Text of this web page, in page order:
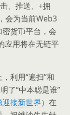
、推送、+拥
会为当前Web3
货币平台，会
应用将在无链平
利用“遍扫”和
了“中本聪是谁”
接新世界）在